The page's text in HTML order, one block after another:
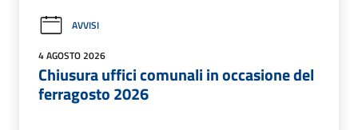
AVVISI
4 AGOSTO 2026
Chiusura uffici comunali in occasione del
ferragosto 2026